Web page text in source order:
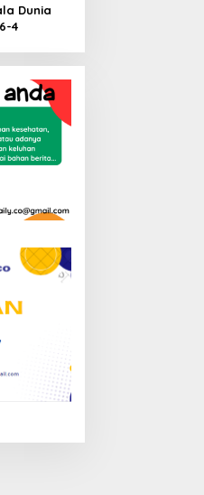
Dunia
4